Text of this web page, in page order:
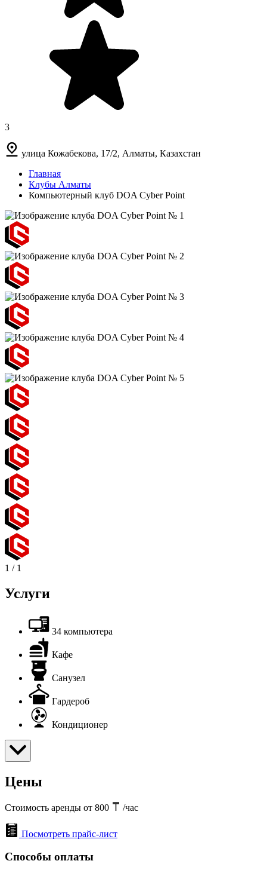
3
улица Кожабекова, 17/2, Алматы, Казахстан
Главная
Клубы Алматы
Компьютерный клуб DOA Cyber Point
1 / 1
Услуги
34 компьютера
Кафе
Санузел
Гардероб
Кондиционер
Цены
Стоимость аренды от 800 /час
Посмотреть прайс-лист
Способы оплаты